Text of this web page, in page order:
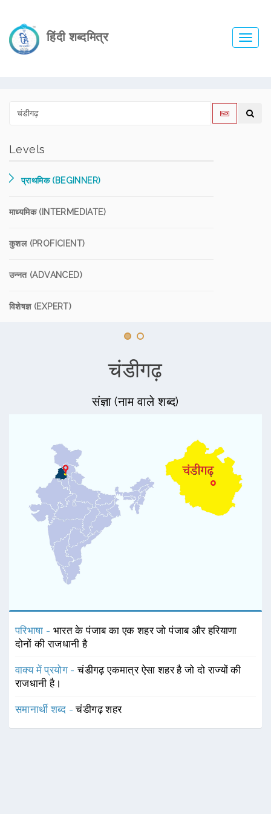
हिंदी शब्दमित्र
Levels
प्राथमिक (BEGINNER)
माध्यमिक (INTERMEDIATE)
कुशल (PROFICIENT)
उन्नत (ADVANCED)
विशेषज्ञ (EXPERT)
चंडीगढ़
संज्ञा (नाम वाले शब्द)
परिभाषा - भारत के पंजाब का एक शहर जो पंजाब और हरियाणा
दोनों की राजधानी है
वाक्य में प्रयोग -चंडीगढ़ एकमात्र ऐसा शहर है जो दो राज्यों की
राजधानी है।
समानार्थी शब्द -चंडीगढ़ शहर